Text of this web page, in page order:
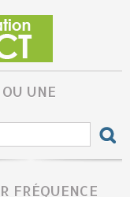
UNE
FRÉQUENCE